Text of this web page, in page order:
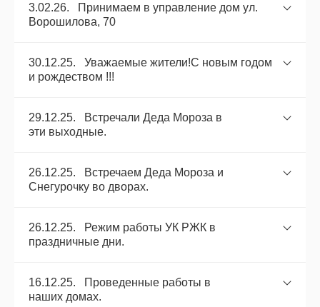
3.02.26. Принимаем в управление дом ул.
Ворошилова, 70
30.12.25. Уважаемые жители!С новым годом
и рождеством !!!
29.12.25. Встречали Деда Мороза в
эти выходные.
26.12.25. Встречаем Деда Мороза и
Снегурочку во дворах.
26.12.25. Режим работы УК РЖК в
праздничные дни.
16.12.25. Проведенные работы в
наших домах.